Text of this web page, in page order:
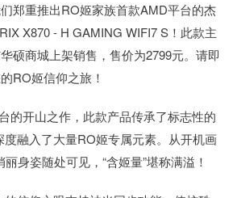
郑重推出RO姬家族首款AMD平台的杰
X870 - H GAMING WIFI7 S！此款主
硕商城上架销售，售价为2799元。请即
RO姬信仰之旅！
的开山之作，此款产品传承了标志性的
融入了大量RO姬专属元素。从开机画
身姿随处可见，“含姬量”堪称满溢！